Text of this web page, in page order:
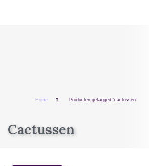
Home Producten getagged “cactussen”
Cactussen